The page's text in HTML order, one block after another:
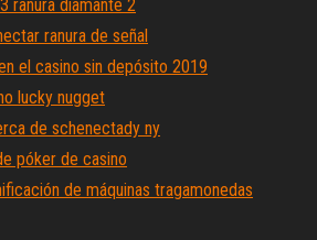
ranura diamante 2
ranura de señal
el casino sin depósito 2019
lucky nugget
de schenectady ny
póker de casino
de máquinas tragamonedas